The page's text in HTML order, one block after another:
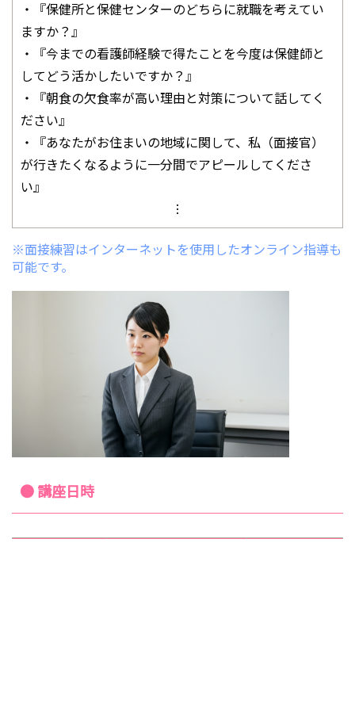
・『保健所と保健センターのどちらに就職を考えてい
ますか？』
・『今までの看護師経験で得たことを今度は保健師と
してどう活かしたいですか？』
・『朝食の欠食率が高い理由と対策について話してく
ださい』
・『あなたがお住まいの地域に関して、私（面接官）
が行きたくなるように一分間でアピールしてくださ
い』
︙
※面接練習はインターネットを使用したオンライン指導も
可能です。
● 講座日時